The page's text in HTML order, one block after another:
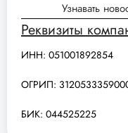
Узнавать
Реквизиты
ИНН: 051001892854
ОГРИП:
БИК: 044525225